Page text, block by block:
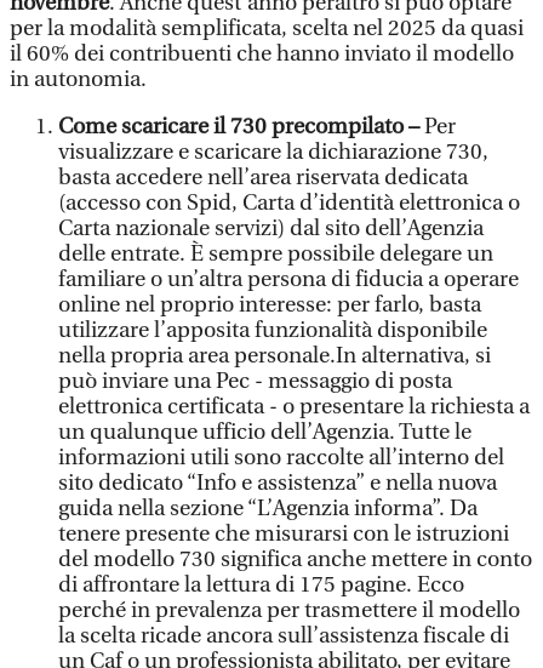
per la modalità semplificata, scelta nel 2025 da quasi
il 60% dei contribuenti che hanno inviato il modello
in autonomia.
Come scaricare il 730 precompilato –Per
visualizzare e scaricare la dichiarazione 730,
basta accedere nell’area riservata dedicata
(accesso con Spid, Carta d’identità elettronica o
Carta nazionale servizi) dal sito dell’Agenzia
delle entrate. È sempre possibile delegare un
familiare o un’altra persona di fiducia a operare
online nel proprio interesse: per farlo, basta
utilizzare l’apposita funzionalità disponibile
nella propria area personale.In alternativa, si
può inviare una Pec - messaggio di posta
elettronica certificata - o presentare la richiesta a
un qualunque ufficio dell’Agenzia. Tutte le
informazioni utili sono raccolte all’interno del
sito dedicato “Info e assistenza” e nella nuova
guida nella sezione “L’Agenzia informa”. Da
tenere presente che misurarsi con le istruzioni
del modello 730 significa anche mettere in conto
di affrontare la lettura di 175 pagine. Ecco
perché in prevalenza per trasmettere il modello
la scelta ricade ancora sull’assistenza fiscale di
un Caf o un professionista abilitato, per evitare